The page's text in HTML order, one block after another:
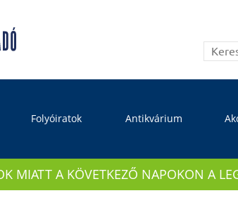
Folyóiratok Antikvárium
MIATT A KÖVETKEZŐ NAPOKON A